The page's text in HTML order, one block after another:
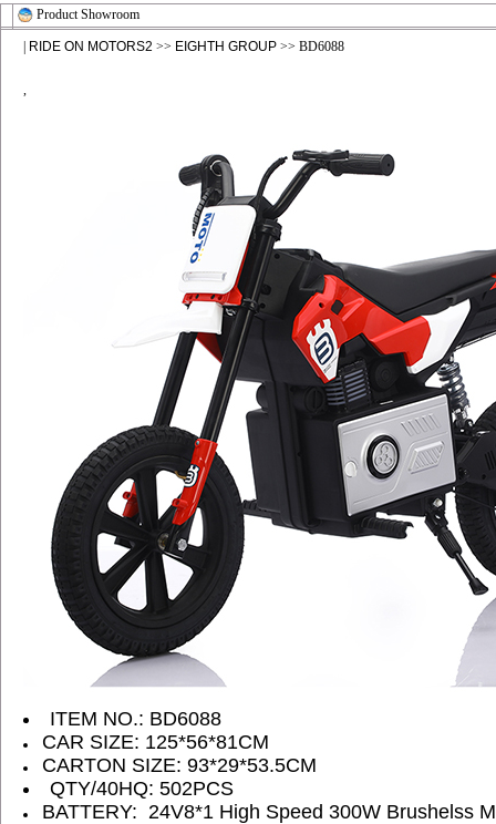
Product Showroom
RIDE ON MOTORS2 >> EIGHTH GROUP >> BD6088
,
ITEM NO.: BD6088
CAR SIZE: 125*56*81CM
CARTON SIZE: 93*29*53.5CM
QTY/40HQ: 502PCS
BATTERY: 24V8*1 High Speed 300W Brushelss